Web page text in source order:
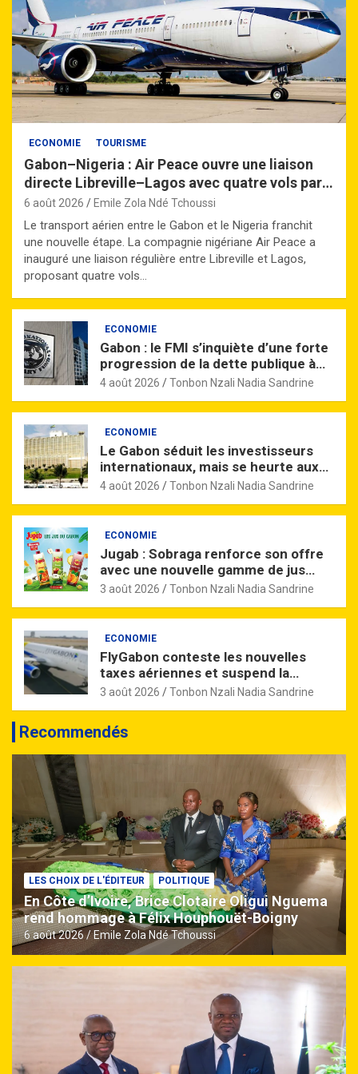
ECONOMIE TOURISME
Gabon–Nigeria : Air Peace ouvre une liaison
directe Libreville–Lagos avec quatre vols par
semaine
6 août 2026 Emile Zola Ndé Tchoussi
Le transport aérien entre le Gabon et le Nigeria franchit
une nouvelle étape. La compagnie nigériane Air Peace a
inauguré une liaison régulière entre Libreville et Lagos,
proposant quatre vols…
ECONOMIE
Gabon : le FMI s’inquiète d’une forte
progression de la dette publique à
l’horizon 2027
4 août 2026 Tonbon Nzali Nadia Sandrine
ECONOMIE
Le Gabon séduit les investisseurs
internationaux, mais se heurte aux
limites du marché financier de la
4 août 2026 Tonbon Nzali Nadia Sandrine
ECONOMIE
Jugab : Sobraga renforce son offre
avec une nouvelle gamme de jus
produite au Gabon
3 août 2026 Tonbon Nzali Nadia Sandrine
ECONOMIE
FlyGabon conteste les nouvelles
taxes aériennes et suspend la
perception de la redevance R4
3 août 2026 Tonbon Nzali Nadia Sandrine
Recommendés
LES CHOIX DE L'ÉDITEUR POLITIQUE
En Côte d’Ivoire, Brice Clotaire Oligui Nguema
rend hommage à Félix Houphouët-Boigny
6 août 2026 Emile Zola Ndé Tchoussi